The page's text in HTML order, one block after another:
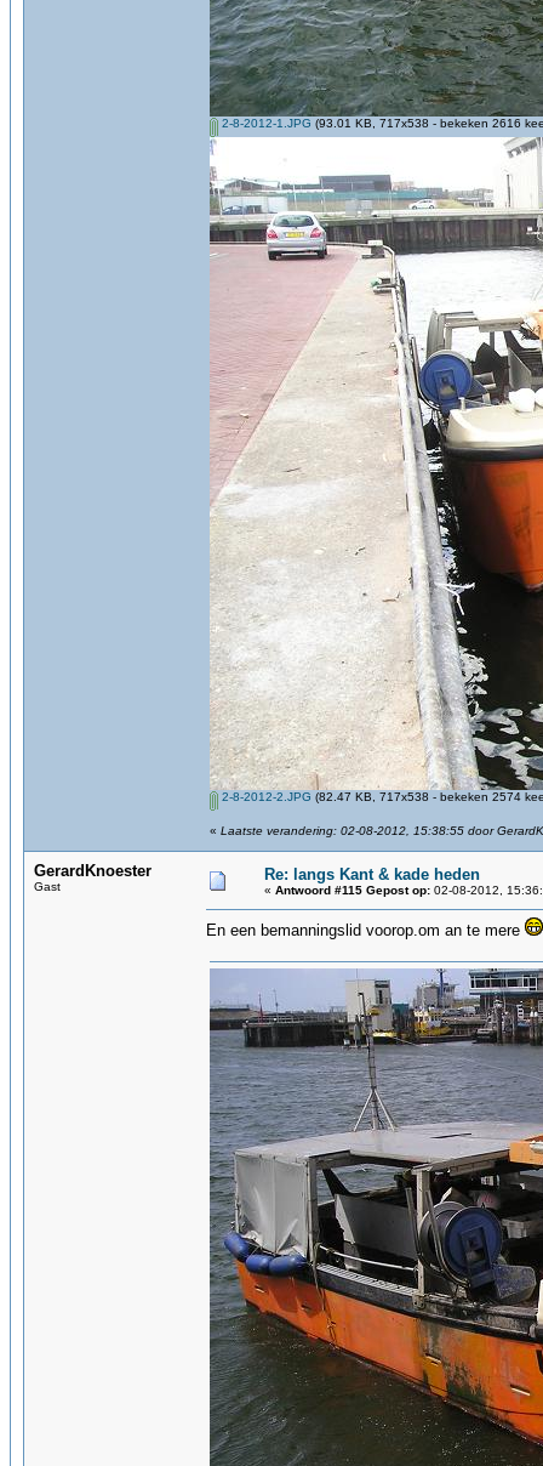
2-8-2012-1.JPG (93.01 KB, 717x538 - bekeken 2616
2-8-2012-2.JPG (82.47 KB, 717x538 - bekeken 2574
« Laatste verandering: 02-08-2012, 15:38:55 door
GerardKnoester
Gast
Re: langs Kant & kade heden
« Antwoord #115 Gepost op: 02-08-2012,
En een bemanningslid voorop.om an te mere